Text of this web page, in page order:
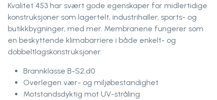
Kvalitet 453 har svært gode egenskaper for midlertidige
konstruksjoner som lagertelt, industrihaller, sports- og
butikkbygninger, med mer. Membranene fungerer som
en beskyttende klimabarriere i både enkelt- og
dobbeltlagskonstruksjoner.
Brannklasse B-S2,d0
Overlegen vær- og miljøbestandighet
Motstandsdyktig mot UV-stråling